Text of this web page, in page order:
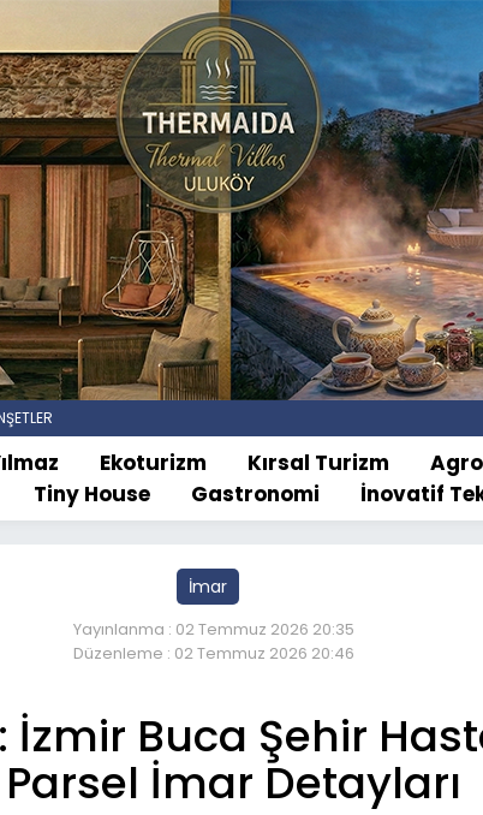
Ekoturizm Kırsal Turizm Agro
Tiny House
Gastronomi İnovatif
İmar
Yayınlanma : 02 Temmuz 2026 20:35
Düzenleme : 02 Temmuz 2026 20:46
İzmir Buca Şehir
Parsel İmar Detayları